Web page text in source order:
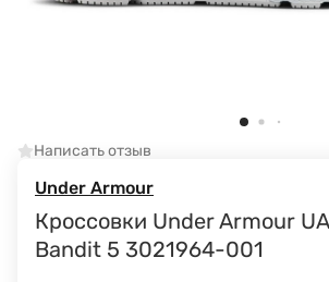
Написать отзыв
Under Armour
Кроссовки Under Armour
Bandit 5 3021964-001